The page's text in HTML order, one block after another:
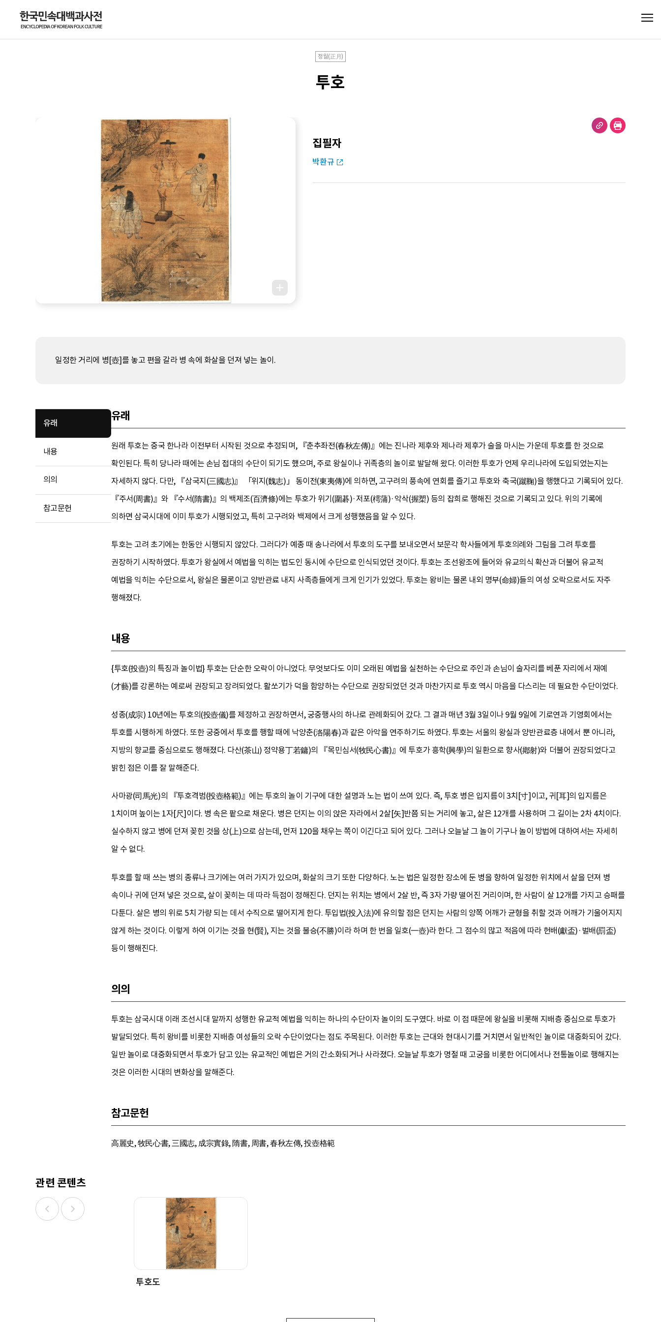
정월(正月)
투호
집필자
박환규
일정한 거리에 병[壺]를 놓고 편을 갈라 병 속에 화살을 던져 넣는 놀이.
유래
내용
의의
참고문헌
유래
원래 투호는 중국 한나라 이전부터 시작된 것으로 추정되며, 『춘추좌전(春秋左傳)』에는 진나라 제후와 제나라 제후가 술을 마시는 가운데 투호를 한 것으로
확인된다. 특히 당나라 때에는 손님 접대의 수단이 되기도 했으며, 주로 왕실이나 귀족층의 놀이로 발달해 왔다. 이러한 투호가 언제 우리나라에 도입되었는지는
자세하지 않다. 다만, 『삼국지(三國志)』 「위지(魏志)」 동이전(東夷傳)에 의하면, 고구려의 풍속에 연회를 즐기고 투호와 축국(蹴鞠)을 행했다고 기록되어 있다.
『주서(周書)』와 『수서(隋書)』의 백제조(百濟條)에는 투호가 위기(圍碁)·저포(樗蒲)·악삭(握槊) 등의 잡희로 행해진 것으로 기록되고 있다. 위의 기록에
의하면 삼국시대에 이미 투호가 시행되었고, 특히 고구려와 백제에서 크게 성행했음을 알 수 있다.
투호는 고려 초기에는 한동안 시행되지 않았다. 그러다가 예종 때 송나라에서 투호의 도구를 보내오면서 보문각 학사들에게 투호의례와 그림을 그려 투호를
권장하기 시작하였다. 투호가 왕실에서 예법을 익히는 법도인 동시에 수단으로 인식되었던 것이다. 투호는 조선왕조에 들어와 유교의식 확산과 더불어 유교적
예법을 익히는 수단으로서, 왕실은 물론이고 양반관료 내지 사족층들에게 크게 인기가 있었다. 투호는 왕비는 물론 내외 명부(命婦)들의 여성 오락으로서도 자주
행해졌다.
내용
{투호(投壺)의 특징과 놀이법} 투호는 단순한 오락이 아니었다. 무엇보다도 이미 오래된 예법을 실천하는 수단으로 주인과 손님이 술자리를 베푼 자리에서 재예
(才藝)를 강론하는 예로써 권장되고 장려되었다. 활쏘기가 덕을 함양하는 수단으로 권장되었던 것과 마찬가지로 투호 역시 마음을 다스리는 데 필요한 수단이었다.
성종(成宗) 10년에는 투호의(投壺儀)를 제정하고 권장하면서, 궁중행사의 하나로 관례화되어 갔다. 그 결과 매년 3월 3일이나 9월 9일에 기로연과 기영회에서는
투호를 시행하게 하였다. 또한 궁중에서 투호를 행할 때에 낙양춘(洛陽春)과 같은 아악을 연주하기도 하였다. 투호는 서울의 왕실과 양반관료층 내에서 뿐 아니라,
지방의 향교를 중심으로도 행해졌다. 다산(茶山) 정약용丁若鏞)의 『목민심서(牧民心書)』에 투호가 흥학(興學)의 일환으로 향사(鄕射)와 더불어 권장되었다고
밝힌 점은 이를 잘 말해준다.
사마광(司馬光)의 『투호격범(投壺格範)』에는 투호의 놀이 기구에 대한 설명과 노는 법이 쓰여 있다. 즉, 투호 병은 입지름이 3치[寸]이고, 귀[耳]의 입지름은
1치이며 높이는 1자[尺]이다. 병 속은 팥으로 채운다. 병은 던지는 이의 앉은 자라에서 2살[矢]반쯤 되는 거리에 놓고, 살은 12개를 사용하며 그 길이는 2차 4치이다.
실수하지 않고 병에 던져 꽂힌 것을 상(上)으로 삼는데, 먼저 120을 채우는 쪽이 이긴다고 되어 있다. 그러나 오늘날 그 놀이 기구나 놀이 방법에 대하여서는 자세히
알 수 없다.
투호를 할 때 쓰는 병의 종류나 크기에는 여러 가지가 있으며, 화살의 크기 또한 다양하다. 노는 법은 일정한 장소에 둔 병을 향하여 일정한 위치에서 살을 던져 병
속이나 귀에 던져 넣은 것으로, 살이 꽂히는 데 따라 득점이 정해진다. 던지는 위치는 병에서 2살 반, 즉 3자 가량 떨어진 거리이며, 한 사람이 살 12개를 가지고 승패를
다툰다. 살은 병의 위로 5치 가량 되는 데서 수직으로 떨어지게 한다. 투입법(投入法)에 유의할 점은 던지는 사람의 양쪽 어깨가 균형을 취할 것과 어깨가 기울어지지
않게 하는 것이다. 이렇게 하여 이기는 것을 현(賢), 지는 것을 불승(不勝)이라 하며 한 번을 일호(一壺)라 한다. 그 점수의 많고 적음에 따라 헌배(獻盃)·벌배(罰盃)
등이 행해진다.
의의
투호는 삼국시대 이래 조선시대 말까지 성행한 유교적 예법을 익히는 하나의 수단이자 놀이의 도구였다. 바로 이 점 때문에 왕실을 비롯해 지배층 중심으로 투호가
발달되었다. 특히 왕비를 비롯한 지배층 여성들의 오락 수단이었다는 점도 주목된다. 이러한 투호는 근대와 현대시기를 거치면서 일반적인 놀이로 대중화되어 갔다.
일반 놀이로 대중화되면서 투호가 담고 있는 유교적인 예법은 거의 간소화되거나 사라졌다. 오늘날 투호가 명절 때 고궁을 비롯한 어디에서나 전통놀이로 행해지는
것은 이러한 시대의 변화상을 말해준다.
참고문헌
高麗史, 牧民心書, 三國志, 成宗實錄, 隋書, 周書, 春秋左傳, 投壺格範
관련 콘텐츠
투호도